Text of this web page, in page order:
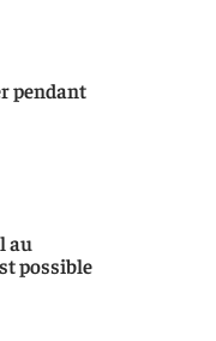
pendant
au
possible